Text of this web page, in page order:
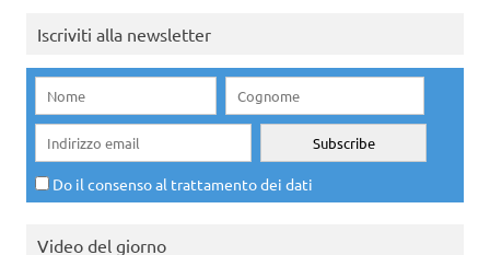
Iscriviti alla newsletter
Do il consenso al trattamento dei dati
Video del giorno